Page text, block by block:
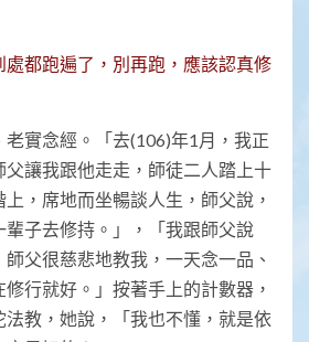
處都跑遍了，別再跑，應該認真修
實念經。「去(106)年1月，我正
讓我跟他走走，師徒二人踏上十
，席地而坐暢談人生，師父說，
輩子去修持。」，「我跟師父說
師父很慈悲地教我，一天念一品、
行就好。」按著手上的計數器，
教，她說，「我也不懂，就是依